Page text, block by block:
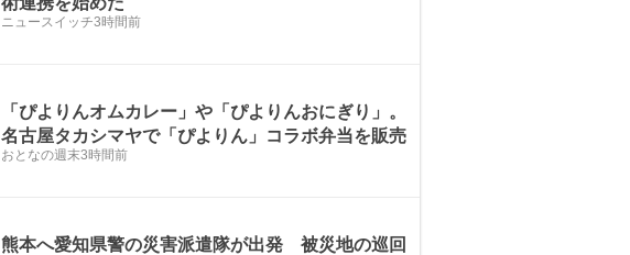
ニュースイッチ3時間前
「ぴよりんオムカレー」や「ぴよりんおにぎり」。
名古屋タカシマヤで「ぴよりん」コラボ弁当を販売
おとなの週末3時間前
熊本へ愛知県警の災害派遣隊が出発 被災地の巡回